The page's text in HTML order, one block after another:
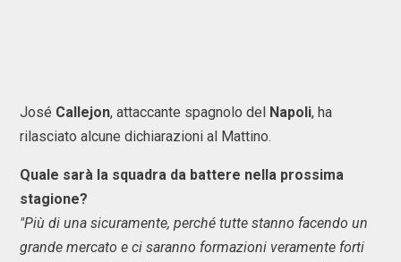
José Callejon, attaccante spagnolo del Napoli, ha
rilasciato alcune dichiarazioni al Mattino.
Quale sarà la squadra da battere nella prossima
stagione?
"Più di una sicuramente, perché tutte stanno facendo un
grande mercato e ci saranno formazioni veramente forti